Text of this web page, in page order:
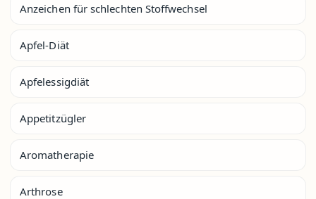
Anzeichen für schlechten Stoffwechsel
Apfel-Diät
Apfelessigdiät
Appetitzügler
Aromatherapie
Arthrose